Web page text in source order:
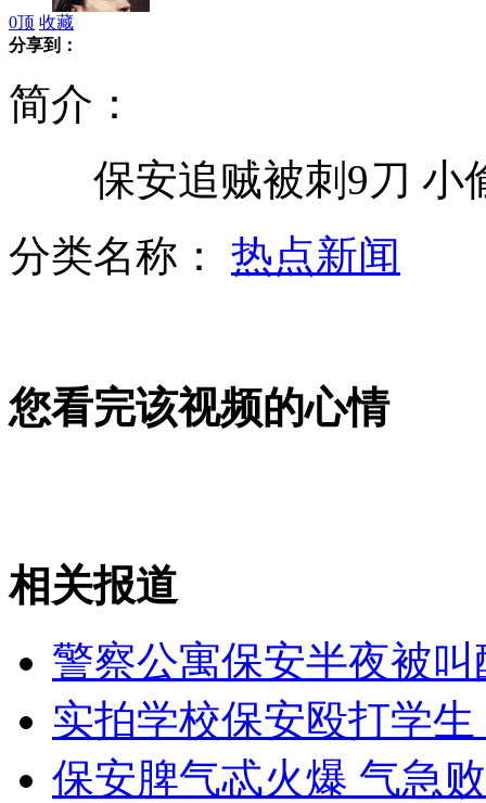
两男子馋嘴偷3条鱼 谁料竟值8万4
六月天琴座流星雨15日绽放夜空
山西运城恶犬咬伤多人 警民合力深夜将其击毙
0顶 收藏
分享到：
简介：
保安追贼被刺9刀 小
分类名称： 热点新闻
您看完该视频的心情
相关报道
警察公寓保安半夜被
实拍学校保安殴打学
保安脾气忒火爆 气急